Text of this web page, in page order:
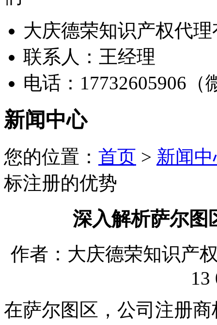
大庆德荣知识产权代
联系人：王经理
电话：17732605906（
新闻中心
您的位置： 首页 > 新闻
标注册的优势
深入解析萨尔图
作者：大庆德荣知识产
13
在萨尔图区，公司注册